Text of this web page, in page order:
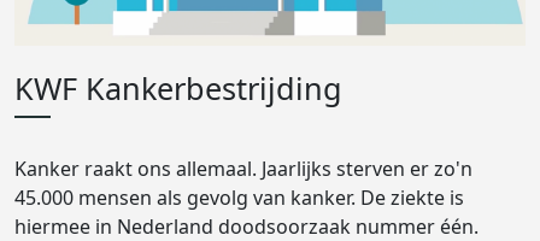
KWF Kankerbestrijding
Kanker raakt ons allemaal. Jaarlijks sterven er zo'n
45.000 mensen als gevolg van kanker. De ziekte is
hiermee in Nederland doodsoorzaak nummer één.